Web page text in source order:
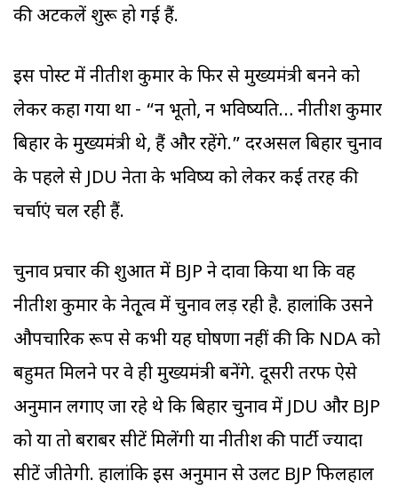
की अटकलें शुरू हो गई हैं.
इस पोस्ट में नीतीश कुमार के फिर से मुख्यमंत्री बनने को
लेकर कहा गया था - “न भूतो, न भविष्यति… नीतीश कुमार
बिहार के मुख्यमंत्री थे, हैं और रहेंगे.” दरअसल बिहार चुनाव
के पहले से JDU नेता के भविष्य को लेकर कई तरह की
चर्चाएं चल रही हैं.
चुनाव प्रचार की शुरुआत में BJP ने दावा किया था कि वह
नीतीश कुमार के नेतृ्त्व में चुनाव लड़ रही है. हालांकि उसने
औपचारिक रूप से कभी यह घोषणा नहीं की कि NDA को
बहुमत मिलने पर वे ही मुख्यमंत्री बनेंगे. दूसरी तरफ ऐसे
अनुमान लगाए जा रहे थे कि बिहार चुनाव में JDU और BJP
को या तो बराबर सीटें मिलेंगी या नीतीश की पार्टी ज्यादा
सीटें जीतेगी. हालांकि इस अनुमान से उलट BJP फिलहाल